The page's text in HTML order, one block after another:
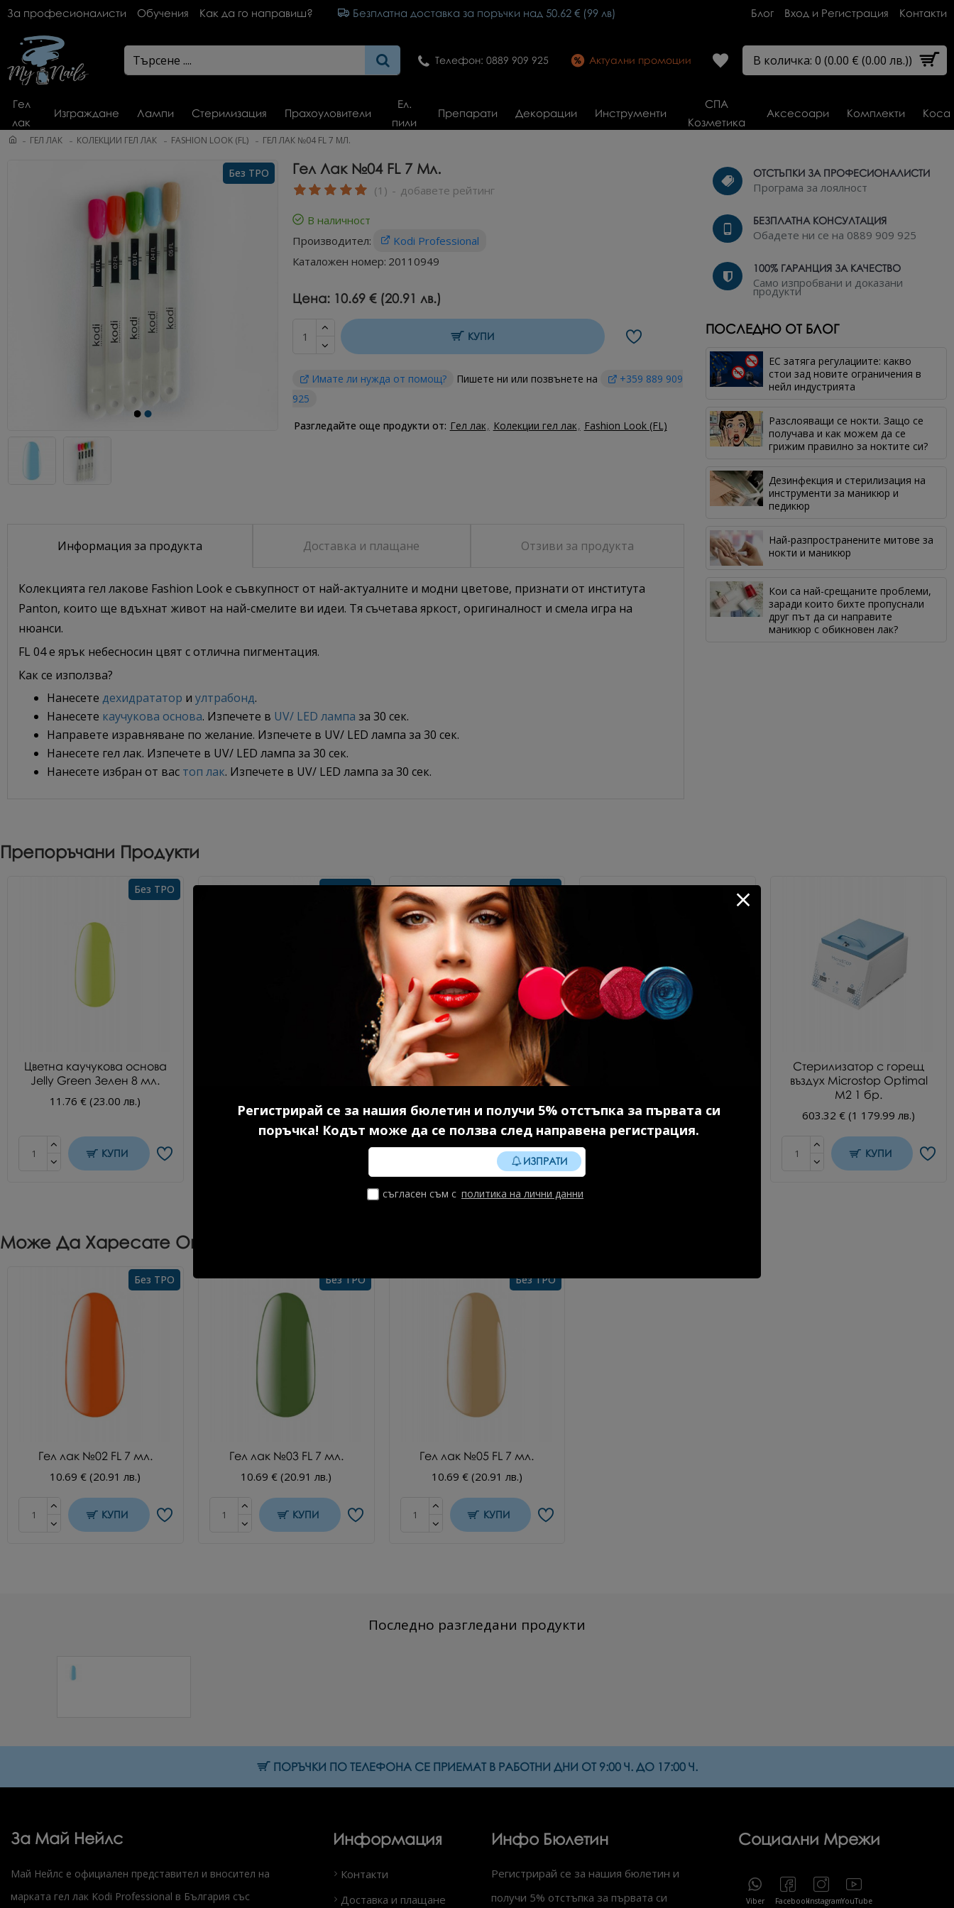
Регистрирай се за нашия бюлетин и получи 5% отстъпка за първата си
поръчка! Кодът може да се ползва след направена регистрация.
ИЗПРАТИ
съгласен съм с политика на лични данни
За професионалисти Обучения Как да го направиш? Безплатна доставка за поръчки над 50.62 € (99 лв) Блог Вход и Регистрация Контакти
Телефон: 0889 909 925 Актуални промоции В количка: 0 (0.00 € (0.00 лв.))
Гел
лак
Изграждане Лампи Стерилизация Прахоуловители
Ел.
пили
Препарати Декорации Инструменти
СПА
Козметика
Аксесоари Комплекти Коса
ГЕЛ ЛАК КОЛЕКЦИИ ГЕЛ ЛАК FASHION LOOK (FL) ГЕЛ ЛАК №04 FL 7 МЛ.
Без TPO Гел Лак №04 FL 7 Мл.
В наличност
Производител:
Kodi Professional
Каталожен номер: 20110949
(1) - добавете рейтинг
Цена: 10.69 € (20.91 лв.)
КУПИ
Имате ли нужда от помощ? Пишете ни или позвънете на
+359 889 909
925
Разгледайте още продукти от: Гел лак Колекции гел лак Fashion Look (FL)
Информация за продукта Доставка и плащане Отзиви за продукта
Колекцията гел лакове Fashion Look е съвкупност от най-актуалните и модни цветове, признати от института
Panton, които ще вдъхнат живот на най-смелите ви идеи. Тя съчетава яркост, оригиналност и смела игра на
нюанси.
FL 04 е ярък небесносин цвят с отлична пигментация.
Как се използва?
Нанесете дехидрататор и ултрабонд.
Нанесете каучукова основа. Изпечете в UV/ LED лампа за 30 сек.
Направете изравняване по желание. Изпечете в UV/ LED лампа за 30 сек.
Нанесете гел лак. Изпечете в UV/ LED лампа за 30 сек.
Нанесете избран от вас топ лак. Изпечете в UV/ LED лампа за 30 сек.
ОТСТЪПКИ ЗА ПРОФЕСИОНАЛИСТИ
Програма за лоялност
БЕЗПЛАТНА КОНСУЛТАЦИЯ
Обадете ни се на 0889 909 925
100% ГАРАНЦИЯ ЗА КАЧЕСТВО
Само изпробвани и доказани
продукти
ПОСЛЕДНО ОТ БЛОГ
ЕС затяга регулациите: какво
стои зад новите ограничения в
нейл индустрията
Разслояващи се нокти. Защо се
получава и как можем да се
грижим правилно за ноктите си?
Дезинфекция и стерилизация на
инструменти за маникюр и
педикюр
Най-разпространените митове за
нокти и маникюр
Кои са най-срещаните проблеми,
заради които бихте пропуснали
друг път да си направите
маникюр с обикновен лак?
Препоръчани Продукти
Без TPO
Цветна каучукова основа
Jelly Green Зелен 8 мл.
11.76 € (23.00 лв.)
КУПИ
Без TPO Без TPO
Акригел Sparkle mood №1
КУПИ
Стерилизатор с горещ
въздух Microstop Optimal
М2 1 бр.
603.32 € (1 179.99 лв.)
КУПИ
Може Да Харесате Още
Без TPO
Гел лак №02 FL 7 мл.
10.69 € (20.91 лв.)
КУПИ
Без TPO
Гел лак №03 FL 7 мл.
10.69 € (20.91 лв.)
КУПИ
Без TPO
Гел лак №05 FL 7 мл.
10.69 € (20.91 лв.)
КУПИ
Последно разгледани продукти
ПОРЪЧКИ ПО ТЕЛЕФОНА СЕ ПРИЕМАТ В РАБОТНИ ДНИ ОТ 9:00 Ч. ДО 17:00 Ч.
За Май Нейлс
Май Нейлс е официален представител и вносител на
марката гел лак Kodi Professional в България със
Информация
Контакти
Доставка и плащане
Инфо Бюлетин
Регистрирай се за нашия бюлетин и
получи 5% отстъпка за първата си
Социални Мрежи
Viber FacebookInstagramYouTube